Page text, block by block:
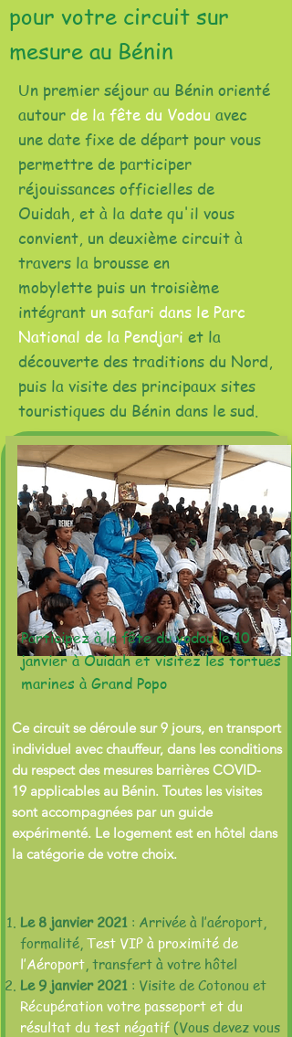
pour votre circuit sur
mesure au Bénin
Un premier séjour au Bénin orienté
autour de la fête du Vodou avec
une date fixe de départ pour vous
permettre de participer
réjouissances officielles de
Ouidah, et à la date qu'il vous
convient, un deuxième circuit à
travers la brousse en
mobylette puis un troisième
intégrant un safari dans le Parc
National de la Pendjari et la
découverte des traditions du Nord,
puis la visite des principaux sites
touristiques du Bénin dans le sud.
Participez à la fête du vodou le 10
janvier à Ouidah et visitez les tortues
marines à Grand Popo
Ce circuit se déroule sur 9 jours, en transport
individuel avec chauffeur, dans les conditions
du respect des mesures barrières COVID-
19 applicables au Bénin. Toutes les visites
sont accompagnées par un guide
expérimenté. Le logement est en hôtel dans
la catégorie de votre choix.
Le 8 janvier 2021: Arrivée à l’aéroport,
formalité, Test VIP à proximité de
l’Aéroport, transfert à votre hôtel
Le 9 janvier 2021: Visite de Cotonou et
Récupération votre passeport et du
résultat du test négatif(Vous devez vous